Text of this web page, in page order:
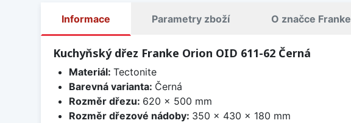
Informace Parametry zboží O značce Franke
Kuchyňský dřez Franke Orion OID 611-62 Černá
Materiál: Tectonite
Barevná varianta: Černá
Rozměr dřezu: 620 x 500 mm
Rozměr dřezové nádoby: 350 x 430 x 180 mm